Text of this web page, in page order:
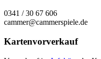
0341 / 30 67 606
cammer@cammerspiele.de
Kartenvorverkauf